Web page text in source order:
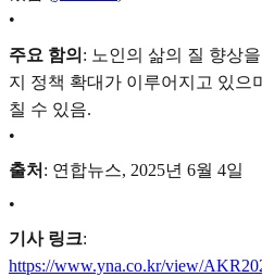
•
주요 함의 : 노인의 삶의 질 향상
지 정책 확대가 이루어지고 있으
칠 수 있음.
•
출처 : 연합뉴스, 2025년 6월 4일
•
기사 링크:
https://www.yna.co.kr/view/